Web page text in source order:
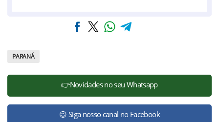
PARANÁ
👉Novidades no seu Whatsapp
😉 Siga nosso canal no Facebook